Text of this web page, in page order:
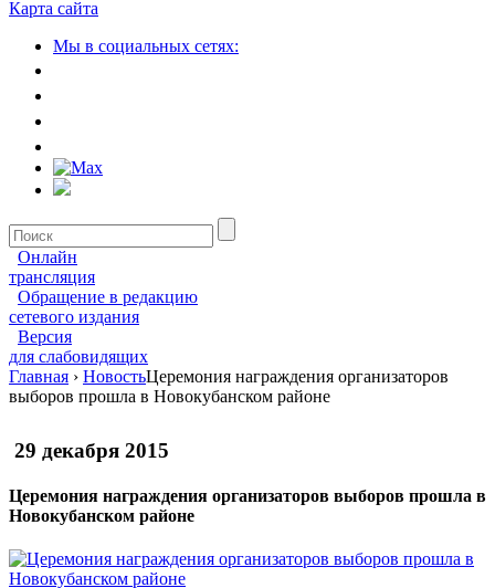
Карта сайта
Мы в социальных сетях:
Онлайн
трансляция
Обращение в редакцию
сетевого издания
Версия
для слабовидящих
Главная › НовостьЦеремония награждения организаторов
выборов прошла в Новокубанском районе
29 декабря 2015
Церемония награждения организаторов выборов прошла в
Новокубанском районе